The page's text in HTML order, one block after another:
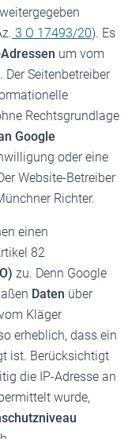
3 O 17493/20). Es
um vom
Seitenbetreiber
Rechtsgrundlage
Google
oder eine
Website-Betreiber
Richter.
einen
82
zu. Denn Google
Daten über
Kläger
erheblich, dass ein
ist. Berücksichtigt
die IP-Adresse an
wurde,